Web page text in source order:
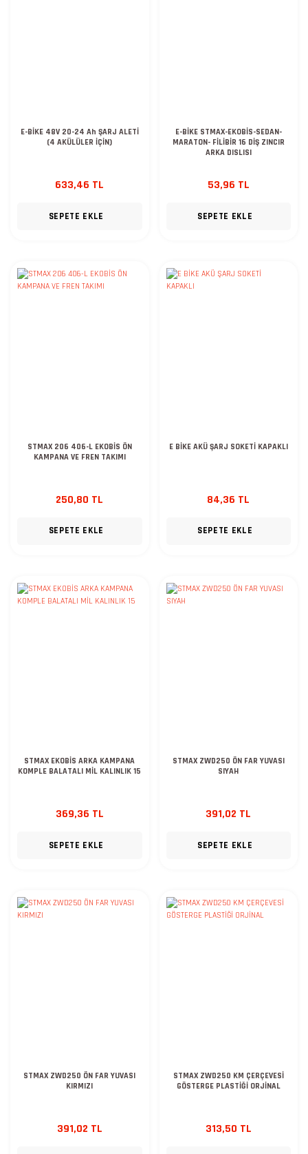
E-BİKE 48V 20-24 Ah ŞARJ ALETİ
(4 AKÜLÜLER İÇİN)
633,46 TL
SEPETE EKLE
E-BİKE STMAX-EKOBİS-SEDAN-
MARATON- FİLİBİR 16 DİŞ ZINCIR
ARKA DISLISI
53,96 TL
SEPETE EKLE
STMAX 206 406-L EKOBİS ÖN
KAMPANA VE FREN TAKIMI
250,80 TL
SEPETE EKLE
E BİKE AKÜ ŞARJ SOKETİ KAPAKLI
84,36 TL
SEPETE EKLE
STMAX EKOBİS ARKA KAMPANA
KOMPLE BALATALI MİL KALINLIK 15
369,36 TL
SEPETE EKLE
STMAX ZWD250 ÖN FAR YUVASI
SIYAH
391,02 TL
SEPETE EKLE
STMAX ZWD250 ÖN FAR YUVASI
KIRMIZI
391,02 TL
STMAX ZWD250 KM ÇERÇEVESİ
GÖSTERGE PLASTİĞİ ORJİNAL
313,50 TL